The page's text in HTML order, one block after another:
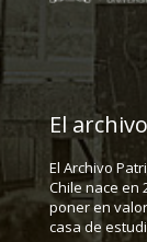
El archivo
El Archivo
Chile nace en
poner en
casa de